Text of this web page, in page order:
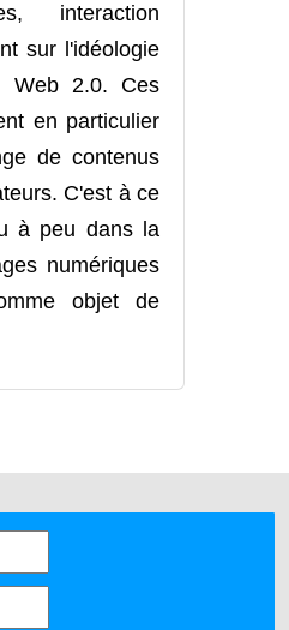
interaction
sur l'idéologie
Web 2.0. Ces
en particulier
de contenus
C'est à ce
à peu dans la
numériques
objet de